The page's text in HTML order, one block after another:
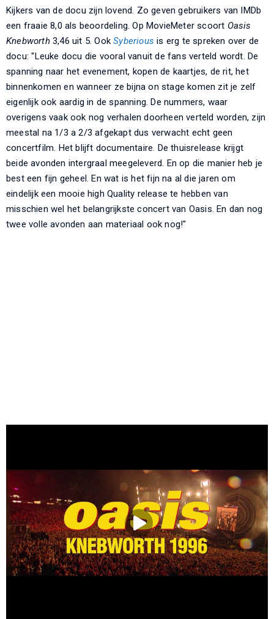
Kijkers van de docu zijn lovend. Zo geven gebruikers van IMDb
een fraaie 8,0 als beoordeling. Op MovieMeter scoort Oasis
Knebworth3,46 uit 5. OokSyberious is erg te spreken over de
docu: ''Leuke docu die vooral vanuit de fans verteld wordt. De
spanning naar het evenement, kopen de kaartjes, de rit, het
binnenkomen en wanneer ze bijna on stage komen zit je zelf
eigenlijk ook aardig in de spanning. De nummers, waar
overigens vaak ook nog verhalen doorheen verteld worden, zijn
meestal na 1/3 a 2/3 afgekapt dus verwacht echt geen
concertfilm. Het blijft documentaire. De thuisrelease krijgt
beide avonden intergraal meegeleverd. En op die manier heb je
best een fijn geheel. En wat is het fijn na al die jaren om
eindelijk een mooie high Quality release te hebben van
misschien wel het belangrijkste concert van Oasis. En dan nog
twee volle avonden aan materiaal ook nog!''